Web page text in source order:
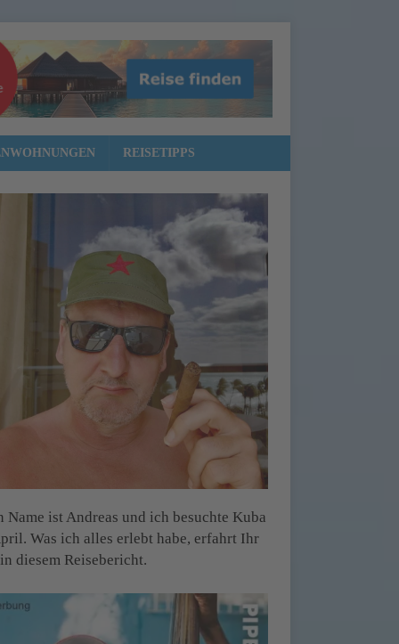
REISETIPPS
Name ist Andreas und ich besuchte Kuba
Was ich alles erlebt habe, erfahrt Ihr
diesem Reisebericht.